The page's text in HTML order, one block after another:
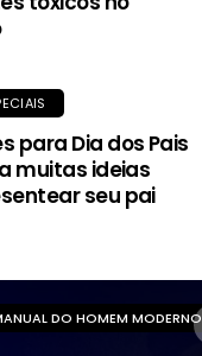
para Dia dos Pais
muitas ideias
seu pai
DO HOMEM MODERNO